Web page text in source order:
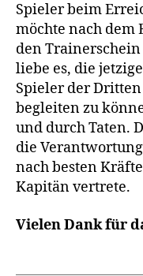
Spieler beim
möchte nach dem
den Trainerschein
liebe es, die
Spieler der
begleiten zu
und durch Taten.
die
nach besten
Kapitän vertrete.
Vielen Dank für